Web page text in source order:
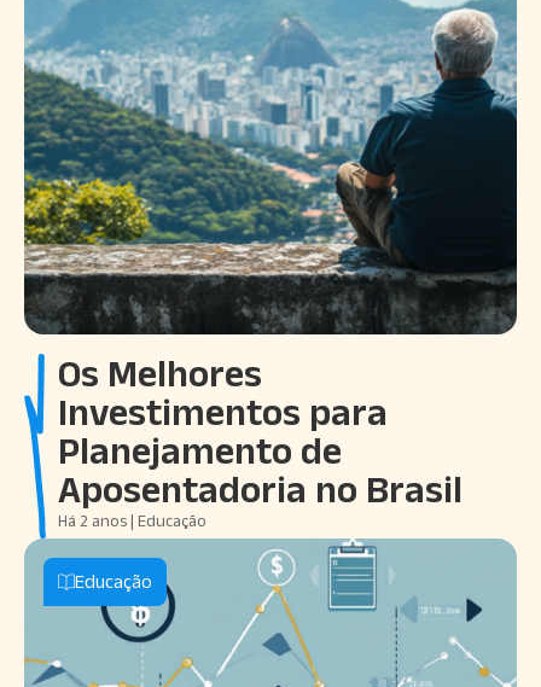
Os Melhores
Investimentos para
Planejamento de
Aposentadoria no Brasil
Há 2 anos | Educação
Educação